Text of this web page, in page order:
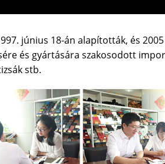
június 18-án alapították, és
és gyártására szakosodott
stb.